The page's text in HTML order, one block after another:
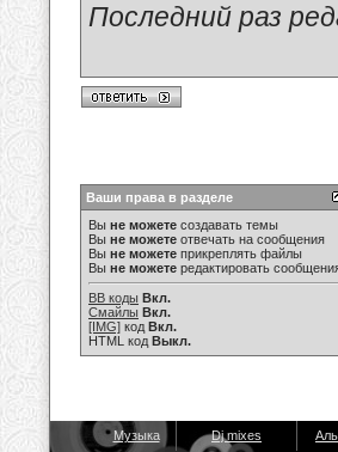
Последний раз
Ваши права в разделе
Вы не можете создавать темы
Вы не можете отвечать на сообщения
Вы не можете прикреплять файлы
Вы не можете редактировать
BB коды Вкл.
Смайлы Вкл.
[IMG] код Вкл.
HTML код Выкл.
Музыка Dj mixes